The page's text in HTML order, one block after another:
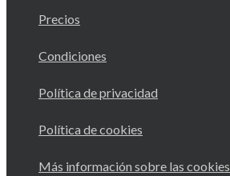
Precios
Condiciones
Política de privacidad
Política de cookies
Más información sobre las cookies